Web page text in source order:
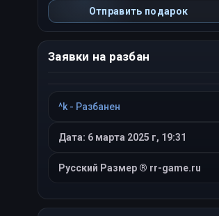
Отправить подарок
Заявки на разбан
^k - Разбанен
Дата: 6 марта 2025 г, 19:31
Русский Размер ® rr-game.ru